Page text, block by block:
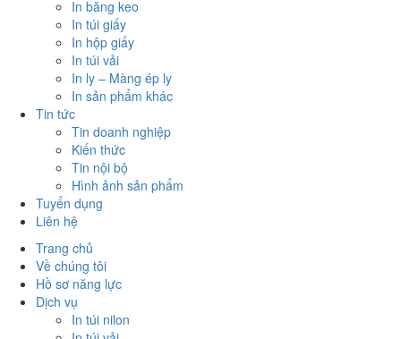
In băng keo
In túi giấy
In hộp giấy
In túi vải
In ly – Màng ép ly
In sản phẩm khác
Tin tức
Tin doanh nghiệp
Kiến thức
Tin nội bộ
Hình ảnh sản phẩm
Tuyển dụng
Liên hệ
Trang chủ
Về chúng tôi
Hồ sơ năng lực
Dịch vụ
In túi nilon